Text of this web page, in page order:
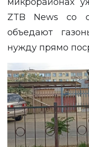
ZTB News со
объедают
нужду прямо